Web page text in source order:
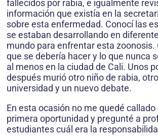
fallecidos por rabia, e igualmente
información que existía en la
sobre esta enfermedad. Conocí las
se estaban desarrollando en
mundo para enfrentar esta zoonosis.
que se debería hacer y lo que nunca
al menos en la ciudad de Cali. Unos
después murió otro niño de rabia,
universidad y un nuevo debate.
En esta ocasión no me quedé callado
primera oportunidad y pregunté a
estudiantes cuál era la